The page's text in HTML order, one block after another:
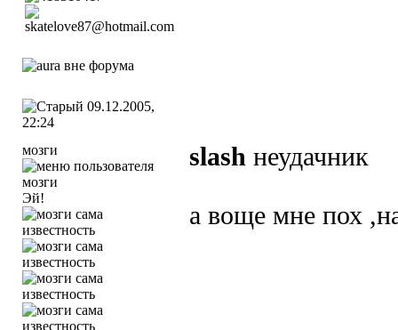
09.12.2005,
22:24
мозги
Эй!
slash неудачник
а воще мне пох